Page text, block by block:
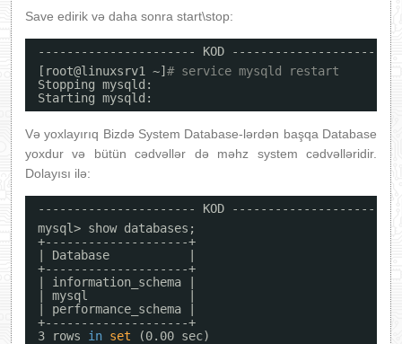
Save edirik və daha sonra start\stop:
---------------------- KOD ----------------------
[root@linuxsrv1 ~] # service mysqld restart
Stopping mysqld:
Starting mysqld:
Və yoxlayırıq Bizdə System Database-lərdən başqa Database
yoxdur və bütün cədvəllər də məhz system cədvəlləridir.
Dolayısı ilə:
---------------------- KOD ----------------------
mysql> show databases;
+--------------------+
| Database           |
+--------------------+
| information_schema |
| mysql              |
| performance_schema |
+--------------------+
3 rows in set
(0.00 sec)